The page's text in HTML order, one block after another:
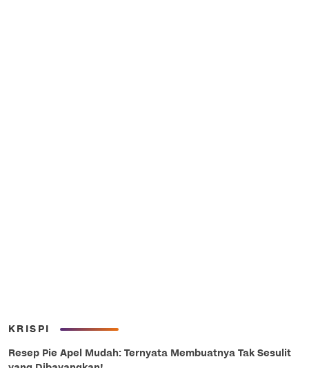
KRISPI
Resep Pie Apel Mudah: Ternyata Membuatnya Tak Sesulit